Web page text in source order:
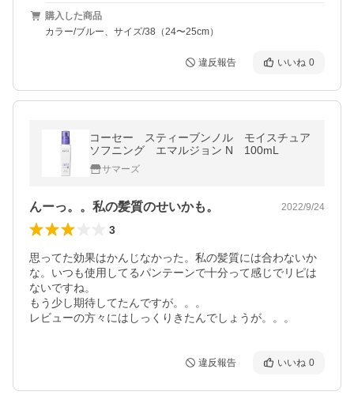
購入した商品
カラー/ブルー、サイズ/38（24〜25cm）
違反報告 いいね 0
コーセー スティーブンノル モイスチュア
ソフニング エマルジョン N 100mL
サマーズ
んーっ。。私の髪質のせいかも。 2022/9/24
3
思ってた効果はかんじなかった。私の髪質には合わないか
な。いつも使用してるパンテーンで十分って感じでリピは
ないですね。
もう少し期待してたんですが。。。
違反報告 いいね 0